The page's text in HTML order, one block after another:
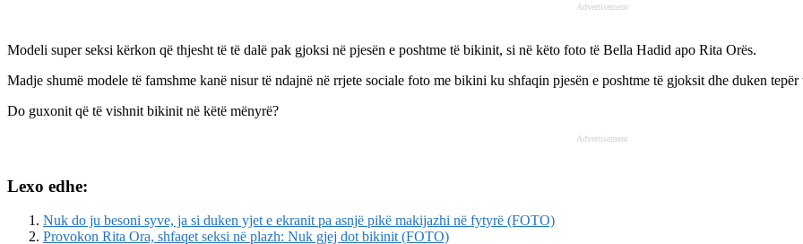
Advertisement
Modeli super seksi kërkon që thjesht të të dalë pak gjoksi në pjesën e poshtme të bikinit, si në këto foto të Bella Hadid apo Rita Orës.
Madje shumë modele të famshme kanë nisur të ndajnë në rrjete sociale foto me bikini ku shfaqin pjesën e poshtme të gjoksit dhe duken tepër
Do guxonit që të vishnit bikinit në këtë mënyrë?
Advertisement
Lexo edhe:
Nuk do ju besoni syve, ja si duken yjet e ekranit pa asnjë pikë makijazhi në fytyrë (FOTO)
Provokon Rita Ora, shfaqet seksi në plazh: Nuk gjej dot bikinit (FOTO)